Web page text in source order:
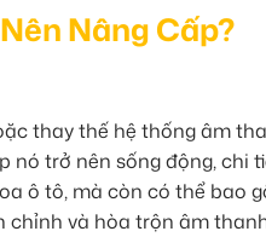
Nâng Cấp?
thay thế hệ thống âm
trở nên sống động, chi
ô tô, mà còn có thể bao
chỉnh và hòa trộn âm